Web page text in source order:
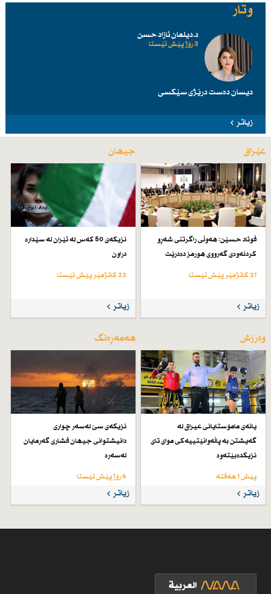
وتار
د.دیلمان ئازاد حسن
3 رۆژ پێش ئێستا
دیسان دەست درێژی سێكسی
زیاتر
عێراق
فوئاد حسێن: هەوڵی راگرتنی شەڕو
كردنەوەی گەرووی هورمز دەدرێت
21 کاتژمێر پێش ئێستا
زیاتر
جیهان
نزیكەی 50 كەس لە ئێران لە سێدارە
دراون
22 کاتژمێر پێش ئێستا
زیاتر
وەرزش
یانەی مامۆستایانی عیراق لە
گەیشتن بە پاڵەوانێتییەكی موای تای
نزیكدەبێتەوە
پێش 1 هەفتە
زیاتر
هەمەڕەنگ
نزیكەی سێ لەسەر چواری
دانیشتوانی جیهان فشاری گەرمایان
لەسەرە
6 رۆژ پێش ئێستا
زیاتر